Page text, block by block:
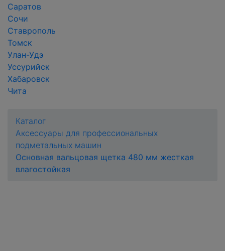
Саратов
Сочи
Ставрополь
Томск
Улан-Удэ
Уссурийск
Хабаровск
Чита
Каталог
Аксессуары для профессиональных
подметальных машин
Основная вальцовая щетка 480 мм жесткая
влагостойкая